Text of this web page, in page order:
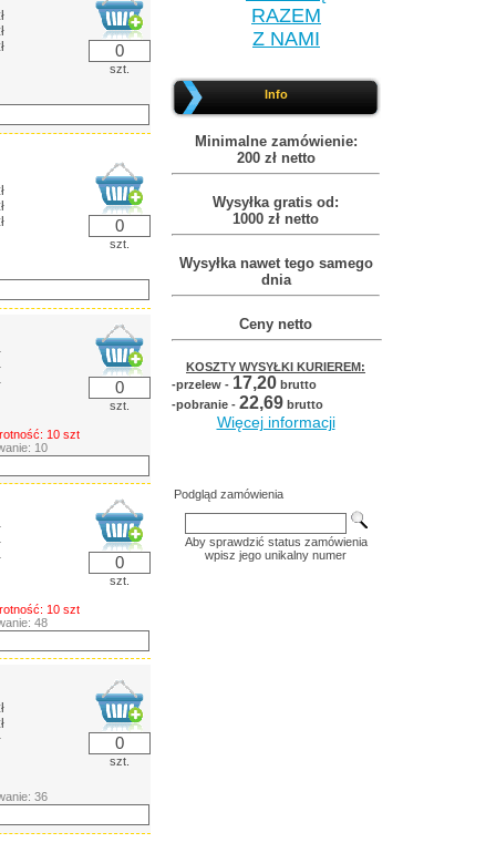
szt.
szt.
szt.
10 szt
10
szt.
10 szt
48
szt.
36
RAZEM
Z NAMI
Info
Minimalne zamówienie:
200 zł netto
Wysyłka gratis od:
1000 zł netto
Wysyłka nawet tego samego
dnia
Ceny netto
KOSZTY WYSYŁKI KURIEREM:
-przelew - 17,20 brutto
-pobranie - 22,69 brutto
Więcej informacji
Podgląd zamówienia
Aby sprawdzić status zamówienia
wpisz jego unikalny numer